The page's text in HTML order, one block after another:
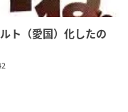
ト（愛国）化したの